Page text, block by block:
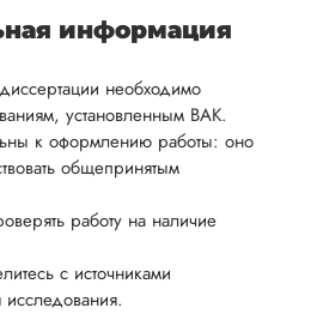
информация
необходимо
установленным ВАК.
к оформлению работы: оно
общепринятым
работу на наличие
с источниками